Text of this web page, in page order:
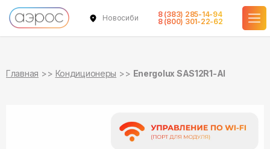
Новосибирск
8 (383) 285-14-94
8 (800) 301-22-62
Главная Кондиционеры Energolux SAS12R1-AI
в наличии
в наличии